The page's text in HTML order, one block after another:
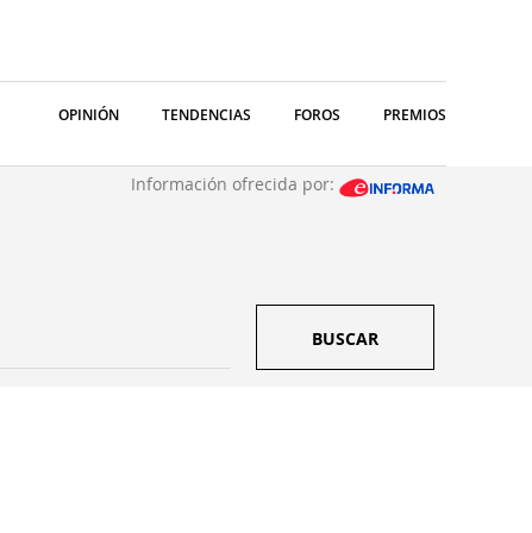
OPINIÓN TENDENCIAS FOROS PREMIOS
Información ofrecida por:
BUSCAR